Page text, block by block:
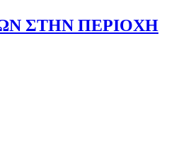
ΣΤΗΝ ΠΕΡΙΟΧΗ